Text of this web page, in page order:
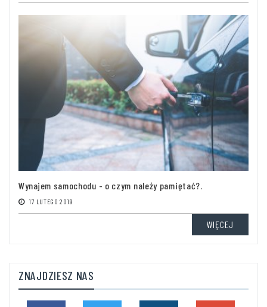
Wynajem samochodu - o czym należy pamiętać?.
17 LUTEGO 2019
WIĘCEJ
ZNAJDZIESZ NAS